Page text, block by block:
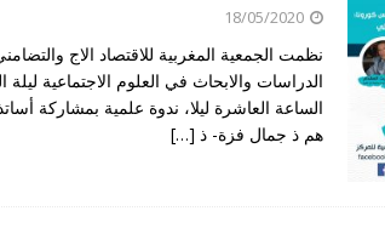
18/05/2020
نظمت الجمعية المغربية للاقتصاد الاج
الساعة العاشرة ليلا، ندوة علمية بمشاركة
هم ذ جمال فزة- ذ […]